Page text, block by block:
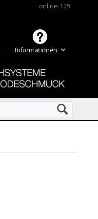
Informationen
online: 125